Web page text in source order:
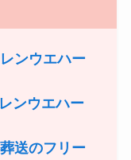
ンウエハー
ンウエハー
送のフリー